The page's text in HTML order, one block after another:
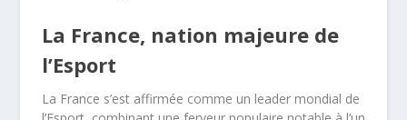
La France, nation majeure de
l’Esport
La France s’est affirmée comme un leader mondial de